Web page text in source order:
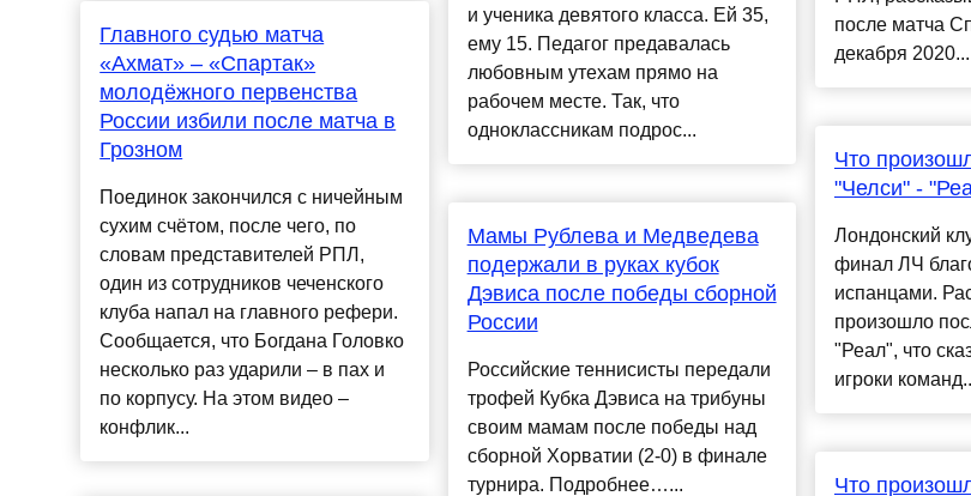
Главного судью матча
«Ахмат» – «Спартак»
молодёжного первенства
России избили после матча в
Грозном
Поединок закончился с ничейным
сухим счётом, после чего, по
словам представителей РПЛ,
один из сотрудников чеченского
клуба напал на главного рефери.
Сообщается, что Богдана Головко
несколько раз ударили – в пах и
по корпусу. На этом видео –
конфлик...
и ученика девятого класса. Ей 35,
ему 15. Педагог предавалась
любовным утехам прямо на
рабочем месте. Так, что
одноклассникам подрос...
Мамы Рублева и Медведева
подержали в руках кубок
Дэвиса после победы сборной
России
Российские теннисисты передали
трофей Кубка Дэвиса на трибуны
своим мамам после победы над
сборной Хорватии (2-0) в финале
турнира. Подробнее…...
после матча
декабря 2020...
Что
"Челси" -
Лондонский
финал ЛЧ
испанцами.
произошло
"Реал", что
игроки
Что